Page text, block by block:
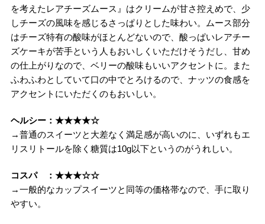
を考えたレアチーズムース』はクリームが甘さ控えめで、少
しチーズの風味を感じるさっぱりとした味わい。ムース部分
はチーズ特有の酸味がほとんどないので、酸っぱいレアチー
ズケーキが苦手という人もおいしくいただけそうだし、甘め
の仕上がりなので、ベリーの酸味もいいアクセントに。また
ふわふわとしていて口の中でとろけるので、ナッツの食感を
アクセントにいただくのもおいしい。
ヘルシー：★★★★☆
→普通のスイーツと大差なく満足感が高いのに、いずれもエ
リスリトールを除く糖質は10g以下というのがうれしい。
コスパ ：★★★☆☆
→一般的なカップスイーツと同等の価格帯なので、手に取り
やすい。